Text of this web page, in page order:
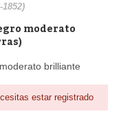
Diccionario
moderato
brilliante
estar registrado